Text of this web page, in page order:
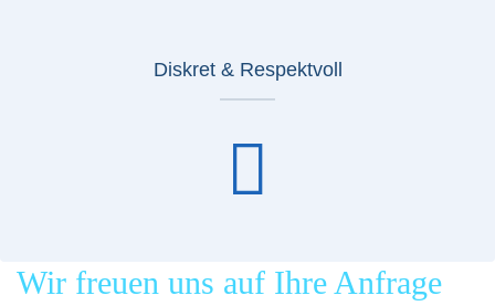
Diskret & Respektvoll
Wir freuen uns auf Ihre Anfrage